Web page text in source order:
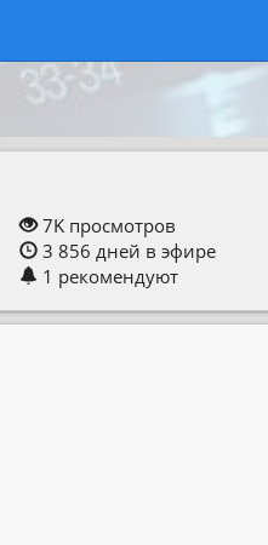
7K просмотров
3 856дней в эфире
1 рекомендуют